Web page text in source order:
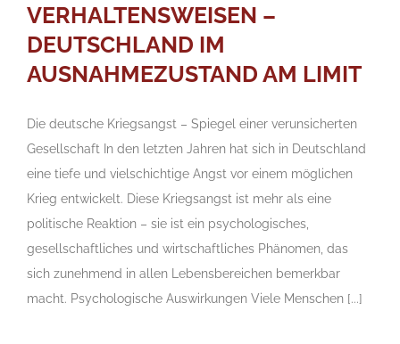
VERHALTENSWEISEN –
DEUTSCHLAND IM
AUSNAHMEZUSTAND AM LIMIT
Die deutsche Kriegsangst – Spiegel einer verunsicherten
Gesellschaft In den letzten Jahren hat sich in Deutschland
eine tiefe und vielschichtige Angst vor einem möglichen
Krieg entwickelt. Diese Kriegsangst ist mehr als eine
politische Reaktion – sie ist ein psychologisches,
gesellschaftliches und wirtschaftliches Phänomen, das
sich zunehmend in allen Lebensbereichen bemerkbar
macht. Psychologische Auswirkungen Viele Menschen [...]